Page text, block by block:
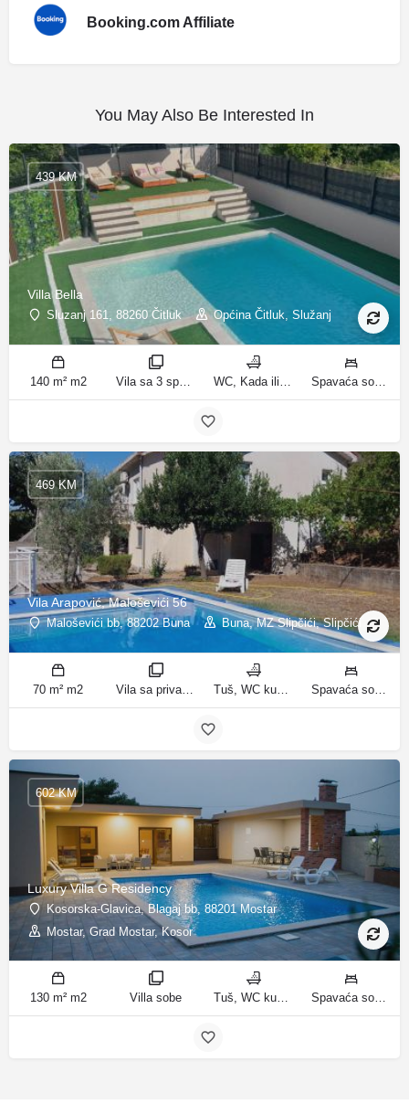
Booking.com Affiliate
You May Also Be Interested In
Villa Bella
Sluzanj 161, 88260 Čitluk Općina Čitluk, Služanj
439 KM
140 m² m2 Vila sa 3 spavaće sobe sobe WC, Kada ili tuš kupatila Spavaća soba 1: 1 bračni krevet | Spavaća soba 2: 2 kreveta za jednu osobu | Spavaća soba 3: 2 kreveta za jednu osobu | Dnevni boravak: 1 kauč na razvlačenje ležaja
Vila Arapović, Maloševići 56
Maloševići bb, 88202 Buna Buna, MZ Slipčići, Slipčići
469 KM
70 m² m2 Vila sa privatnim bazenom sobe Tuš, WC kupatila Spavaća soba 1: 3 odvojena kreveta | Spavaća soba 2: 3 kreveta za jednu osobu | Dnevni boravak: 1 kauč na razvlačenje ležaja
Luxury Villa G Residency
Kosorska-Glavica, Blagaj bb, 88201 Mostar
Mostar, Grad Mostar, Kosor
602 KM
130 m² m2 Villa sobe Tuš, WC kupatila Spavaća soba 1: 1 bračni krevet | Spavaća soba 2: 2 kreveta za jednu osobu | Spavaća soba 3: 1 bračni krevet | Spavaća soba 4: 2 kreveta za jednu osobu | Dnevni boravak: 1 kauč na razvlačenje ležaja